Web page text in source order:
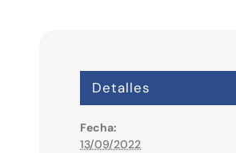
Detalles
Fecha:
13/09/2022